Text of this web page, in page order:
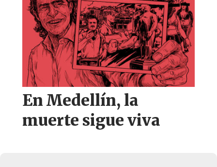
En Medellín, la
muerte sigue viva